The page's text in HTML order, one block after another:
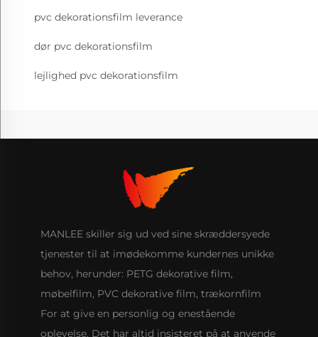
pvc dekorationsfilm leverance
dør pvc dekorationsfilm
lejlighed pvc dekorationsfilm
MANLEE skiller sig ud ved sine skræddersyede
tjenester til at imødekomme kundernes unikke
behov, herunder: PETG dekorative film,
møbelfilm, PVC dekorative film, trækornfilm
For at give en personlig og enestående
oplevelse. Det har altid insisteret på at anvende